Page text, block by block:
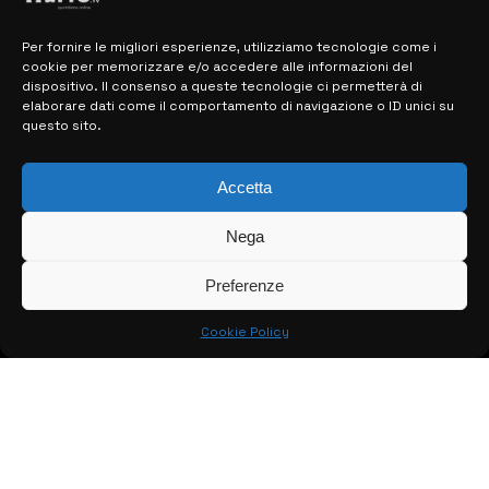
Per fornire le migliori esperienze, utilizziamo tecnologie come i
cookie per memorizzare e/o accedere alle informazioni del
dispositivo. Il consenso a queste tecnologie ci permetterà di
elaborare dati come il comportamento di navigazione o ID unici su
questo sito.
Accetta
Nega
Preferenze
Cookie Policy
MAPPA DEL SITO
> NOTIZIE
> CONTATTI